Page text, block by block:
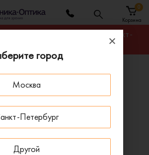
город
Москва
Петербург
Другой
Корзина
0
цену на любую оправу в Санкт-
очки
очки JAGUAR 37205 8840